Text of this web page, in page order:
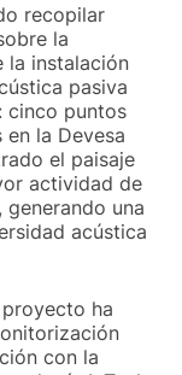
recopilar
la
la instalación
pasiva
cinco puntos
la Devesa
el paisaje
actividad de
generando una
acústica
ha
con la